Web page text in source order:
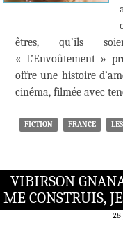
êtres, qu’ils
« L’Envoûtement »
offre une histoire
cinéma, filmée avec
FICTION FRANCE
VIBIRSON
ME CONSTRUIS,
28